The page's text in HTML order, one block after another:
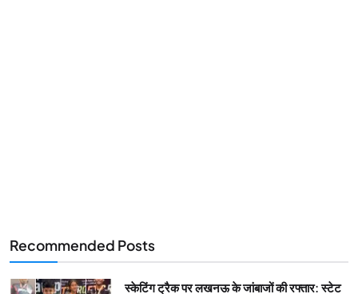
Recommended Posts
स्केटिंग ट्रैक पर लखनऊ के जांबाजों की रफ्तार: स्टेट